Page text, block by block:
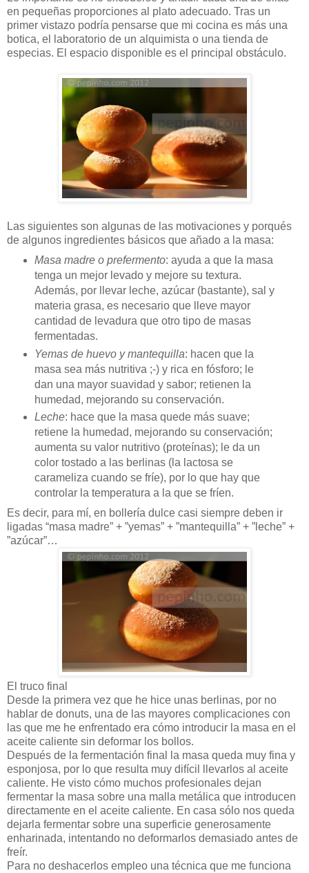
en pequeñas proporciones al plato adecuado. Tras un
primer vistazo podría pensarse que mi cocina es más una
botica, el laboratorio de un alquimista o una tienda de
especias. El espacio disponible es el principal obstáculo.
Las siguientes son algunas de las motivaciones y porqués
de algunos ingredientes básicos que añado a la masa:
Masa madre o prefermento: ayuda a que la masa
tenga un mejor levado y mejore su textura.
Además, por llevar leche, azúcar (bastante), sal y
materia grasa, es necesario que lleve mayor
cantidad de levadura que otro tipo de masas
fermentadas.
Yemas de huevo y mantequilla: hacen que la
masa sea más nutritiva ;-) y rica en fósforo; le
dan una mayor suavidad y sabor; retienen la
humedad, mejorando su conservación.
Leche: hace que la masa quede más suave;
retiene la humedad, mejorando su conservación;
aumenta su valor nutritivo (proteínas); le da un
color tostado a las berlinas (la lactosa se
carameliza cuando se fríe), por lo que hay que
controlar la temperatura a la que se fríen.
Es decir, para mí, en bollería dulce casi siempre deben ir
ligadas “masa madre” + ”yemas” + ”mantequilla” + ”leche” +
”azúcar”…
El truco final
Desde la primera vez que he hice unas berlinas, por no
hablar de donuts, una de las mayores complicaciones con
las que me he enfrentado era cómo introducir la masa en el
aceite caliente sin deformar los bollos.
Después de la fermentación final la masa queda muy fina y
esponjosa, por lo que resulta muy difícil llevarlos al aceite
caliente. He visto cómo muchos profesionales dejan
fermentar la masa sobre una malla metálica que introducen
directamente en el aceite caliente. En casa sólo nos queda
dejarla fermentar sobre una superficie generosamente
enharinada, intentando no deformarlos demasiado antes de
freír.
Para no deshacerlos empleo una técnica que me funciona